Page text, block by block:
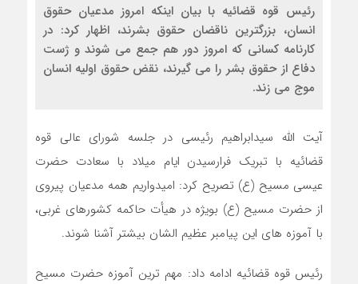
رئیس قوه قضائیه با بیان اینکه امروز مدعیان حقوق
انسان، بزرگترین ناقضان حقوق بشرند، اظهار کرد: در
کارنامه کسانی که امروز دور هم جمع می شوند و ژست
دفاع از حقوق بشر را می گیرند، نقض حقوق اولیه انسان
موج می زند.
آیت الله سیدابراهیم رئیسی در جلسه شورای عالی قوه
قضائیه با تبریک فرارسیدن ایام میلاد با سعادت حضرت
عیسی مسیح (ع) تصریح کرد: امیدواریم همه مدعیان پیروی
از حضرت مسیح (ع) بویژه در هیأت حاکمه کشورهای غربی،
با آموزه های این پیامبر عظیم الشان بیشتر آشنا شوند.
رئیس قوه قضائیه ادامه داد: مهم ترین آموزه حضرت مسیح